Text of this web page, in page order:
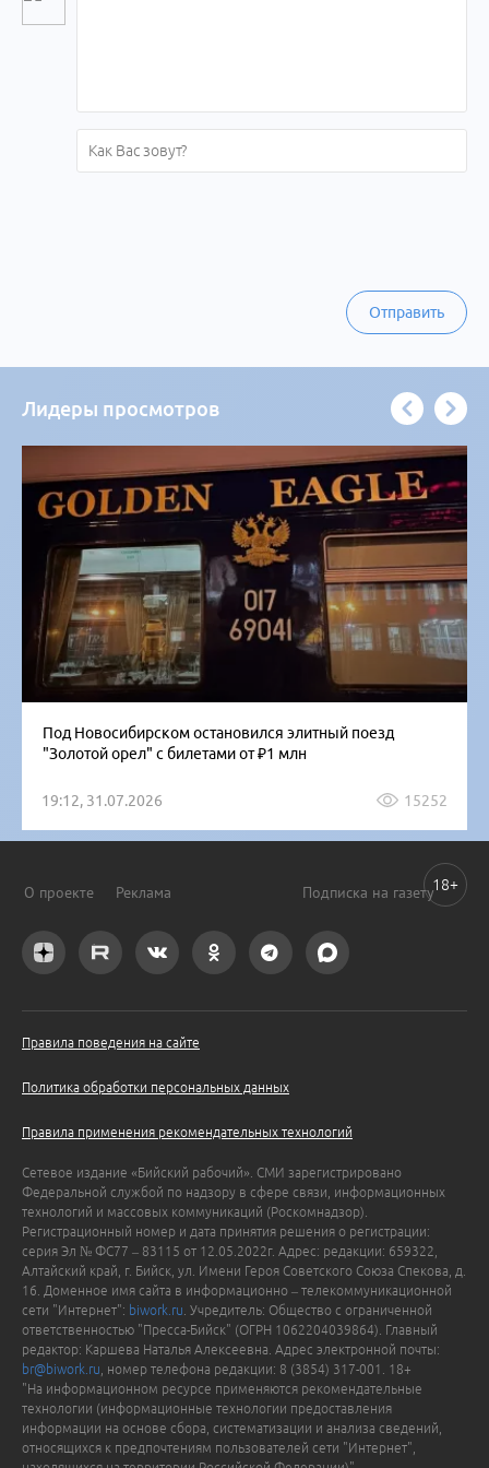
Отправить
Лидеры просмотров
Под Новосибирском остановился элитный поезд
"Золотой орел" с билетами от ₽1 млн
19:12, 31.07.2026 15252
О проекте Реклама Подписка на газету
Правила поведения на сайте
Политика обработки персональных данных
Правила применения рекомендательных технологий
Сетевое издание «Бийский рабочий». СМИ зарегистрировано
Федеральной службой по надзору в сфере связи, информационных
технологий и массовых коммуникаций (Роскомнадзор).
Регистрационный номер и дата принятия решения о регистрации:
серия Эл № ФС77 – 83115 от 12.05.2022г. Адрес: редакции: 659322,
Алтайский край, г. Бийск, ул. Имени Героя Советского Союза Спекова, д.
16. Доменное имя сайта в информационно – телекоммуникационной
сети "Интернет": biwork.ru . Учредитель: Общество с ограниченной
ответственностью "Пресса-Бийск" (ОГРН 1062204039864). Главный
редактор: Каршева Наталья Алексеевна. Адрес электронной почты:
br@biwork.ru , номер телефона редакции: 8 (3854) 317-001. 18+
"На информационном ресурсе применяются рекомендательные
технологии (информационные технологии предоставления
информации на основе сбора, систематизации и анализа сведений,
относящихся к предпочтениям пользователей сети "Интернет",
18+